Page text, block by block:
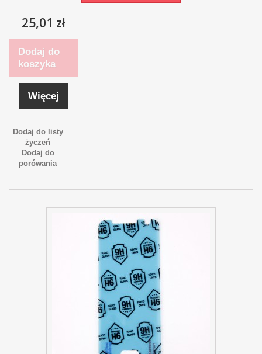
25,01 zł
Dodaj do
koszyka
Więcej
Dodaj do listy
życzeń
Dodaj do
porówania